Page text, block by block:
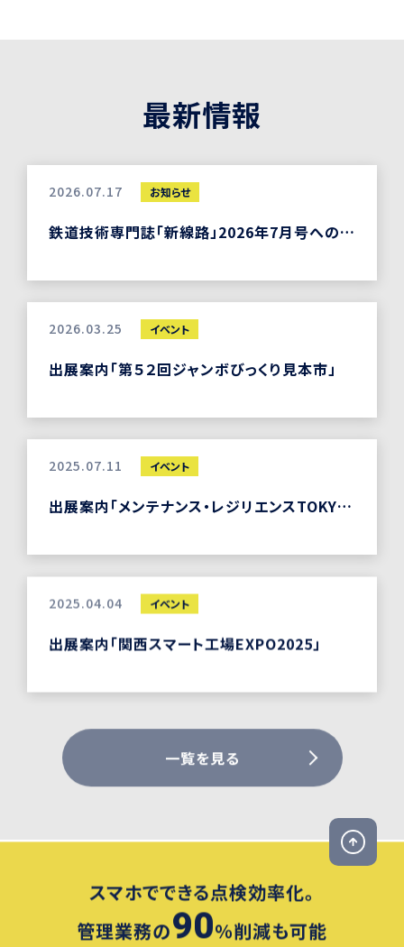
最新情報
2026.07.17 お知らせ
鉄道技術専門誌「新線路」2026年7月号への「CHECKROID+」掲載のお知らせ
2026.03.25 イベント
出展案内「第５２回ジャンボびっくり見本市」
2025.07.11 イベント
出展案内「メンテナンス・レジリエンスTOKYO2025」
2025.04.04 イベント
出展案内「関西スマート工場EXPO2025」
一覧を見る
スマホでできる点検効率化。
管理業務の90％削減も可能